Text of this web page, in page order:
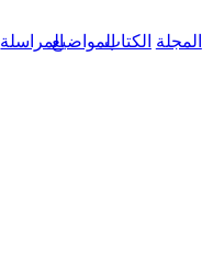
المراسلةالمواضيعالكتاب المجلة